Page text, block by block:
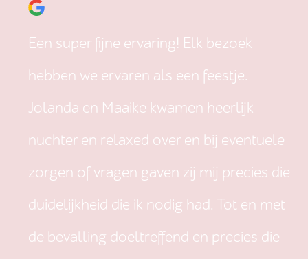
Een super fijne ervaring! Elk bezoek
hebben we ervaren als een feestje.
Jolanda en Maaike kwamen heerlijk
nuchter en relaxed over en bij eventuele
zorgen of vragen gaven zij mij precies die
duidelijkheid die ik nodig had. Tot en met
de bevalling doeltreffend en precies die